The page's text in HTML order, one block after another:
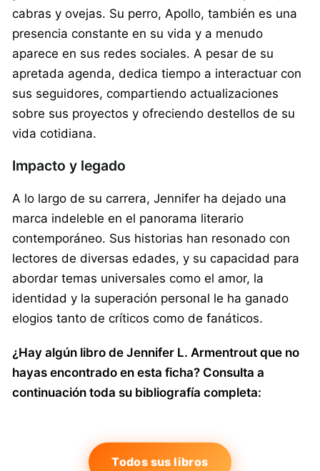
cabras y ovejas. Su perro, Apollo, también es una
presencia constante en su vida y a menudo
aparece en sus redes sociales. A pesar de su
apretada agenda, dedica tiempo a interactuar con
sus seguidores, compartiendo actualizaciones
sobre sus proyectos y ofreciendo destellos de su
vida cotidiana.
Impacto y legado
A lo largo de su carrera, Jennifer ha dejado una
marca indeleble en el panorama literario
contemporáneo. Sus historias han resonado con
lectores de diversas edades, y su capacidad para
abordar temas universales como el amor, la
identidad y la superación personal le ha ganado
elogios tanto de críticos como de fanáticos.
¿Hay algún libro de Jennifer L. Armentrout que no
hayas encontrado en esta ficha? Consulta a
continuación toda su bibliografía completa:
Todos sus libros